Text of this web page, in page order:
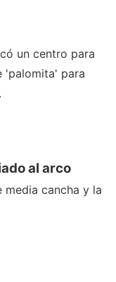
un centro para
'palomita' para
al arco
cancha y la